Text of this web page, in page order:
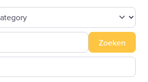
Zoeken